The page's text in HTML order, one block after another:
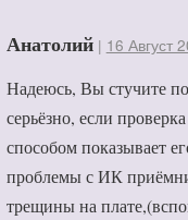
Анатолий | 16 Август
Надеюсь, Вы стучите
серьёзно, если
способом показывает
проблемы с ИК
трещины на